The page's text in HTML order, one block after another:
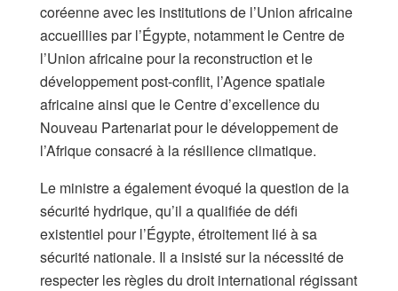
coréenne avec les institutions de l’Union africaine
accueillies par l’Égypte, notamment le Centre de
l’Union africaine pour la reconstruction et le
développement post-conflit, l’Agence spatiale
africaine ainsi que le Centre d’excellence du
Nouveau Partenariat pour le développement de
l’Afrique consacré à la résilience climatique.
Le ministre a également évoqué la question de la
sécurité hydrique, qu’il a qualifiée de défi
existentiel pour l’Égypte, étroitement lié à sa
sécurité nationale. Il a insisté sur la nécessité de
respecter les règles du droit international régissant